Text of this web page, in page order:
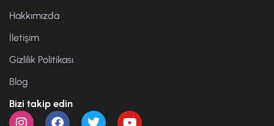
Hakkımızda
İletişim
Gizlilik Politikası
Blog
Bizi takip edin